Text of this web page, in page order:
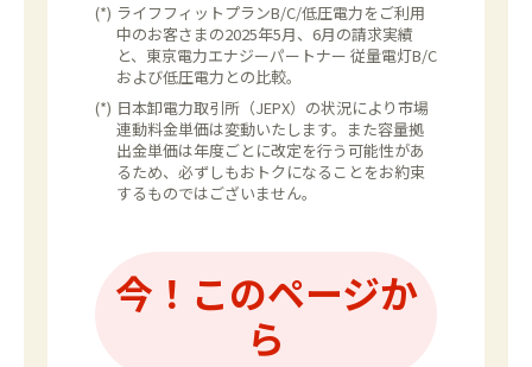
(*) ライフフィットプランB/C/低圧電力をご利用
中のお客さまの2025年5月、6月の請求実績
と、東京電力エナジーパートナー 従量電灯B/C
および低圧電力との比較。
(*) 日本卸電力取引所（JEPX）の状況により市場
連動料金単価は変動いたします。また容量拠
出金単価は年度ごとに改定を行う可能性があ
るため、必ずしもおトクになることをお約束
するものではございません。
今！このページか
ら